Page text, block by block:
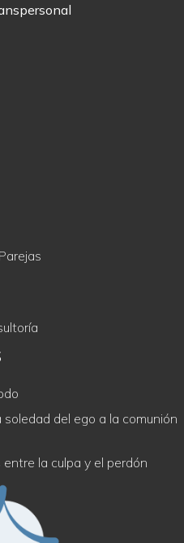
del ego a la comunión
la culpa y el perdón